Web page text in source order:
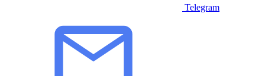
Telegram